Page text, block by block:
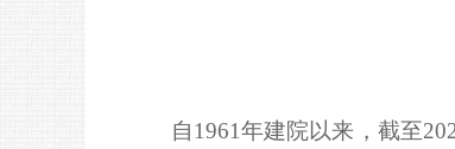
自1961年建院以来， 截至2